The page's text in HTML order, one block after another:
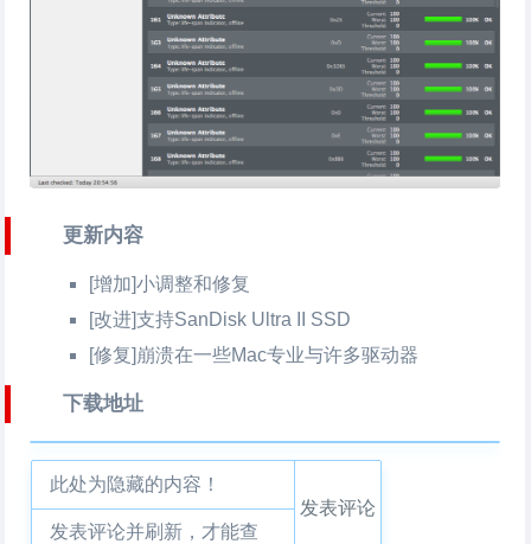
更新内容
[增加]小调整和修复
[改进]支持SanDisk Ultra II SSD
[修复]崩溃在一些Mac专业与许多驱动器
下载地址
此处为隐藏的内容！
发表评论并刷新，才能查
发表评论